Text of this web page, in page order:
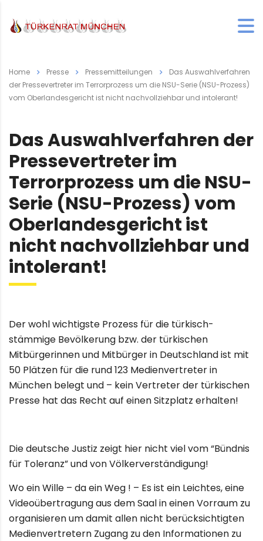
Home Presse Pressemitteilungen
Das Auswahlverfahren
der Pressevertreter im Terrorprozess um die NSU-Serie (NSU-Prozess)
vom Oberlandesgericht ist nicht nachvollziehbar und intolerant!
Das Auswahlverfahren der
Pressevertreter im
Terrorprozess um die NSU-
Serie (NSU-Prozess) vom
Oberlandesgericht ist
nicht nachvollziehbar und
intolerant!
Der wohl wichtigste Prozess für die türkisch-
stämmige Bevölkerung bzw. der türkischen
Mitbürgerinnen und Mitbürger in Deutschland ist mit
50 Plätzen für die rund 123 Medienvertreter in
München belegt und – kein Vertreter der türkischen
Presse hat das Recht auf einen Sitzplatz erhalten!
Die deutsche Justiz zeigt hier nicht viel vom “Bündnis
für Toleranz” und von Völkerverständigung!
Wo ein Wille – da ein Weg ! – Es ist ein Leichtes, eine
Videoübertragung aus dem Saal in einen Vorraum zu
organisieren um damit allen nicht berücksichtigten
Medienvertretern Zugang zu den Informationen zu